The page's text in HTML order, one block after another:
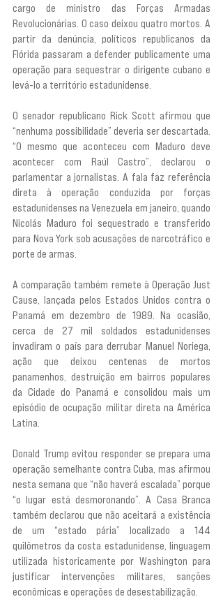
cargo de ministro das Forças Armadas
Revolucionárias. O caso deixou quatro mortos. A
partir da denúncia, políticos republicanos da
Flórida passaram a defender publicamente uma
operação para sequestrar o dirigente cubano e
levá-lo a território estadunidense.
O senador republicano Rick Scott afirmou que
“nenhuma possibilidade” deveria ser descartada.
“O mesmo que aconteceu com Maduro deve
acontecer com Raúl Castro”, declarou o
parlamentar a jornalistas. A fala faz referência
direta à operação conduzida por forças
estadunidenses na Venezuela em janeiro, quando
Nicolás Maduro foi sequestrado e transferido
para Nova York sob acusações de narcotráfico e
porte de armas.
A comparação também remete à Operação Just
Cause, lançada pelos Estados Unidos contra o
Panamá em dezembro de 1989. Na ocasião,
cerca de 27 mil soldados estadunidenses
invadiram o país para derrubar Manuel Noriega,
ação que deixou centenas de mortos
panamenhos, destruição em bairros populares
da Cidade do Panamá e consolidou mais um
episódio de ocupação militar direta na América
Latina.
Donald Trump evitou responder se prepara uma
operação semelhante contra Cuba, mas afirmou
nesta semana que “não haverá escalada” porque
“o lugar está desmoronando”. A Casa Branca
também declarou que não aceitará a existência
de um “estado pária” localizado a 144
quilômetros da costa estadunidense, linguagem
utilizada historicamente por Washington para
justificar intervenções militares, sanções
econômicas e operações de desestabilização.